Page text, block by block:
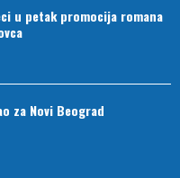
u petak promocija romana
za Novi Beograd